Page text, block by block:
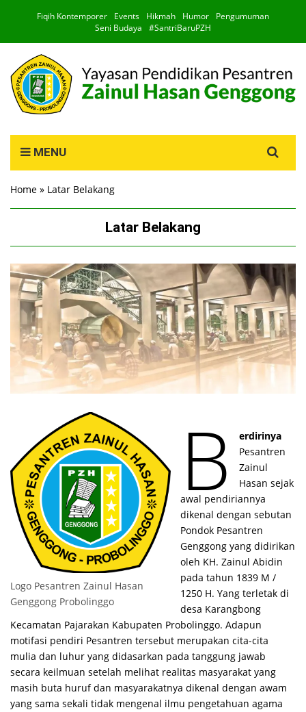
Fiqih Kontemporer Events Hikmah Humor
Pengumuman
Seni Budaya
#SantriBaruPZH
MENU
for:
Home » Latar Belakang
Latar Belakang
Logo Pesantren Zainul Hasan
Genggong Probolinggo
B
erdirinya
Pesantren
Zainul
Hasan sejak
awal pendiriannya
dikenal dengan sebutan
Pondok Pesantren
Genggong yang didirikan
oleh KH. Zainul Abidin
pada tahun 1839 M /
1250 H. Yang terletak di
desa Karangbong
Kecamatan Pajarakan Kabupaten Probolinggo. Adapun
motifasi pendiri Pesantren tersebut merupakan cita-cita
mulia dan luhur yang didasarkan pada tanggung jawab
secara keilmuan setelah melihat realitas masyarakat yang
masih buta huruf dan masyarakatnya dikenal dengan awam
yang sama sekali tidak mengenal ilmu pengetahuan agama